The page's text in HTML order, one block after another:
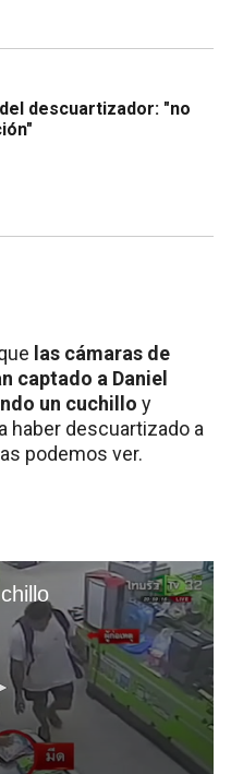
descuartizador: "no
las cámaras de
captado a Daniel
un cuchillo y
haber descuartizado a
podemos ver.